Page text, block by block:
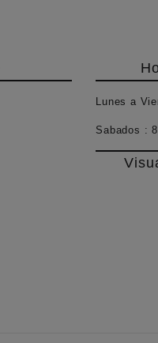
Lunes a
Sabados :